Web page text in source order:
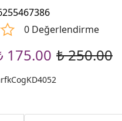
0 Değerlendirme
175.00 ₺ 250.00